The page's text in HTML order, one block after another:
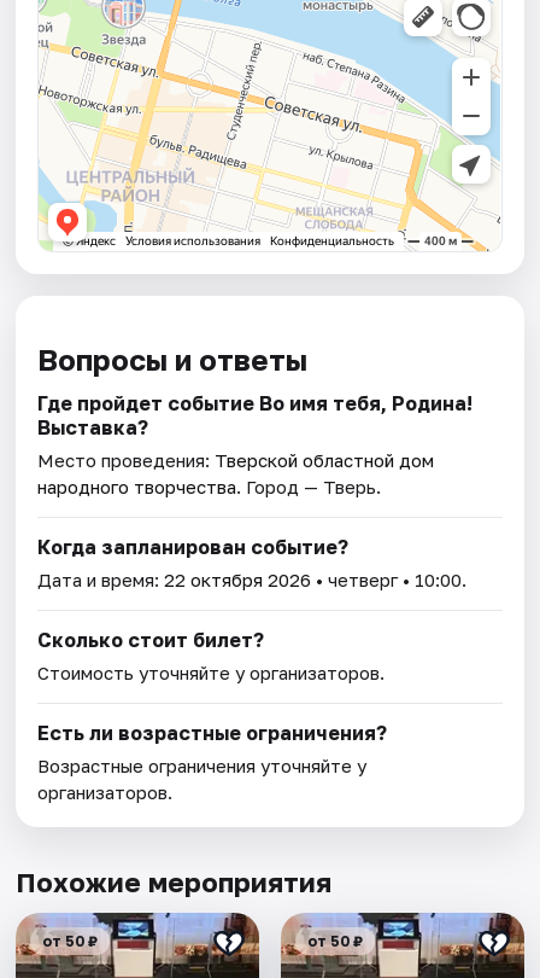
Вопросы и ответы
Где пройдет событие Во имя тебя, Родина!
Выставка?
Место проведения: Тверской областной дом
народного творчества. Город — Тверь.
Когда запланирован событие?
Дата и время:22 октября 2026 • четверг • 10:00.
Сколько стоит билет?
Стоимость уточняйте у организаторов.
Есть ли возрастные ограничения?
Возрастные ограничения уточняйте у
организаторов.
Похожие мероприятия
от 50 ₽ от 50 ₽